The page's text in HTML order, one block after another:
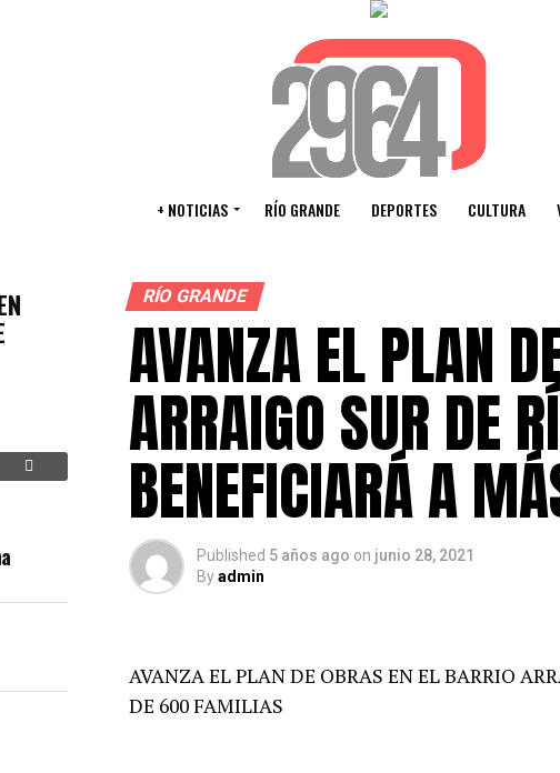
+ NOTICIAS RÍO GRANDE DEPORTES CULTURA
RÍO GRANDE
AVANZA EL PLAN
ARRAIGO SUR DE
BENEFICIARÁ A
Published 5 años ago on junio 28, 2021
Byadmin
AVANZA EL PLAN DE OBRAS EN EL BARRIO
DE 600 FAMILIAS